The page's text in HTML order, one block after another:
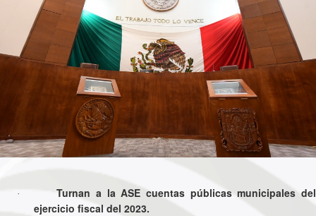
·
Turnan a la ASE cuentas públicas municipales del
ejercicio fiscal del 2023.